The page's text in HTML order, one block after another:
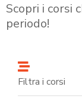
Scopri i corsi
periodo!
Filtra i corsi